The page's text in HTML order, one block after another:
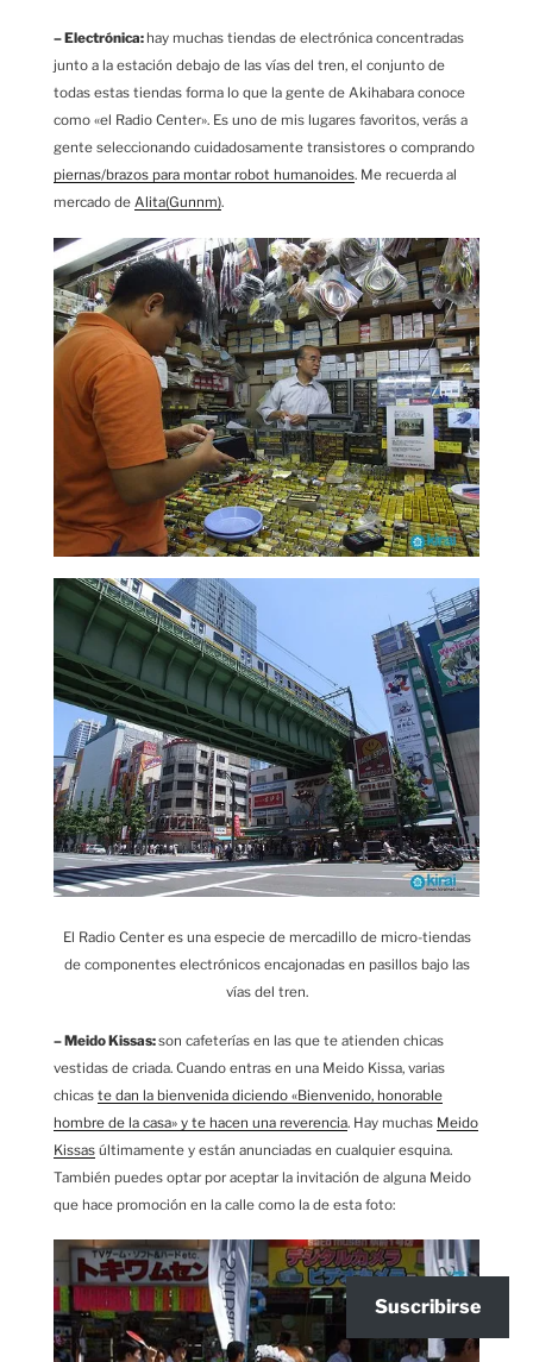
– Electrónica: hay muchas tiendas de electrónica concentradas
junto a la estación debajo de las vías del tren, el conjunto de
todas estas tiendas forma lo que la gente de Akihabara conoce
como «el Radio Center». Es uno de mis lugares favoritos, verás a
gente seleccionando cuidadosamente transistores o comprando
piernas/brazos para montar robot humanoides. Me recuerda al
mercado de Alita(Gunnm).
El Radio Center es una especie de mercadillo de micro-tiendas
de componentes electrónicos encajonadas en pasillos bajo las
vías del tren.
– Meido Kissas:son cafeterías en las que te atienden chicas
vestidas de criada. Cuando entras en una Meido Kissa, varias
chicas te dan la bienvenida diciendo «Bienvenido, honorable
hombre de la casa» y te hacen una reverencia. Hay muchas Meido
Kissas últimamente y están anunciadas en cualquier esquina.
También puedes optar por aceptar la invitación de alguna Meido
que hace promoción en la calle como la de esta foto:
Suscribirse